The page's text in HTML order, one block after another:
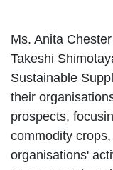
Ms. Anita
Takeshi
Sustainable
their
prospects,
commodity
organisations'